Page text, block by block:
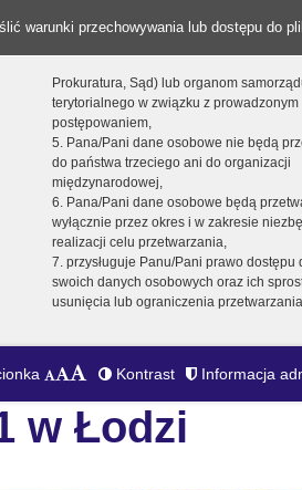
warunki przechowywania lub dostępu do
Prokuratura, Sąd) lub organom
terytorialnego w związku z prowadzonym
postępowaniem,
5. Pana/Pani dane osobowe nie będą
do państwa trzeciego ani do organizacji
międzynarodowej,
6. Pana/Pani dane osobowe będą
wyłącznie przez okres i w zakresie
realizacji celu przetwarzania,
7. przysługuje Panu/Pani prawo dostępu
swoich danych osobowych oraz ich
usunięcia lub ograniczenia
Kontrast Informacja
w Łodzi